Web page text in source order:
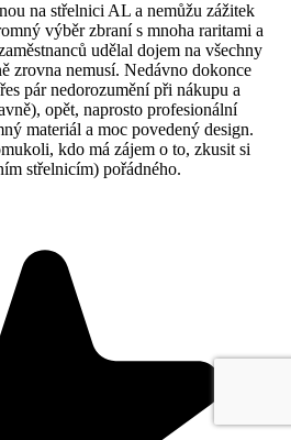
na střelnici AL a nemůžu zážitek
výběr zbraní s mnoha raritami a
udělal dojem na všechny
zrovna nemusí. Nedávno dokonce
pár nedorozumění při nákupu a
opět, naprosto profesionální
materiál a moc povedený design.
kdo má zájem o to, zkusit si
střelnicím) pořádného.